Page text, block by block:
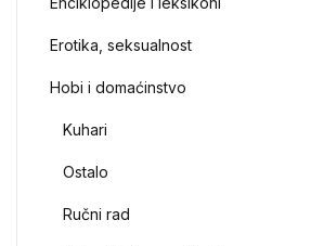
Erotika, seksualnost
Hobi i domaćinstvo
Kuhari
Ostalo
Ručni rad